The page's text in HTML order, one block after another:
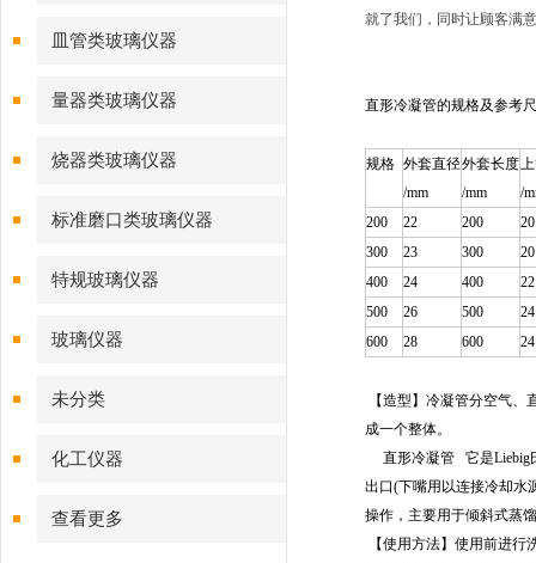
皿管类玻璃仪器
量器类玻璃仪器
烧器类玻璃仪器
标准磨口类玻璃仪器
特规玻璃仪器
玻璃仪器
未分类
化工仪器
查看更多
就了我们，同时让顾客满
直形冷凝管的规格及参考
规格 外套直径
/mm
外套长度
/mm
/
200
22 200
20
300
23 300
20
400
24 400
22
500
26 500
24
600
28 600 24
【造型】冷凝管分空气
成一个整体。
直形冷凝管 它是Liebig
出口(下嘴用以连接冷却水
操作，主要用于倾斜式蒸
【使用方法】使用前进行